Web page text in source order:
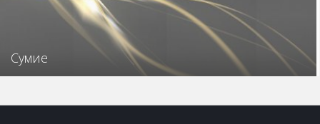
Сумие